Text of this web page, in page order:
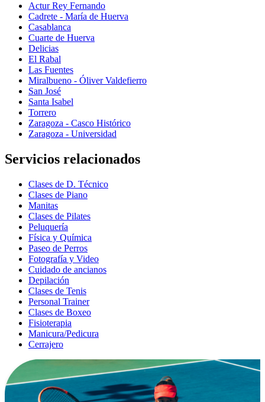
Actur Rey Fernando
Cadrete - María de Huerva
Casablanca
Cuarte de Huerva
Delicias
El Rabal
Las Fuentes
Miralbueno - Óliver Valdefierro
San José
Santa Isabel
Torrero
Zaragoza - Casco Histórico
Zaragoza - Universidad
Servicios relacionados
Clases de D. Técnico
Clases de Piano
Manitas
Clases de Pilates
Peluquería
Física y Química
Paseo de Perros
Fotografía y Video
Cuidado de ancianos
Depilación
Clases de Tenis
Personal Trainer
Clases de Boxeo
Fisioterapia
Manicura/Pedicura
Cerrajero